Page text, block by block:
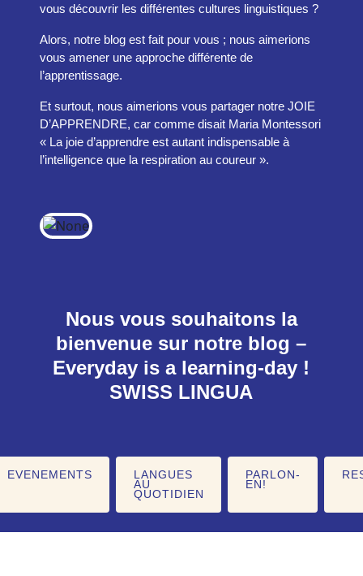
vous découvrir les différentes cultures linguistiques ?
Alors, notre blog est fait pour vous ; nous aimerions
vous amener une approche différente de
l’apprentissage.
Et surtout, nous aimerions vous partager notre JOIE
D’APPRENDRE, car comme disait Maria Montessori
« La joie d’apprendre est autant indispensable à
l’intelligence que la respiration au coureur ».
Nous vous souhaitons la
bienvenue sur notre blog –
Everyday is a learning-day !
SWISS LINGUA
EVENEMENTS LANGUES
AU
QUOTIDIEN
PARLON-
EN!